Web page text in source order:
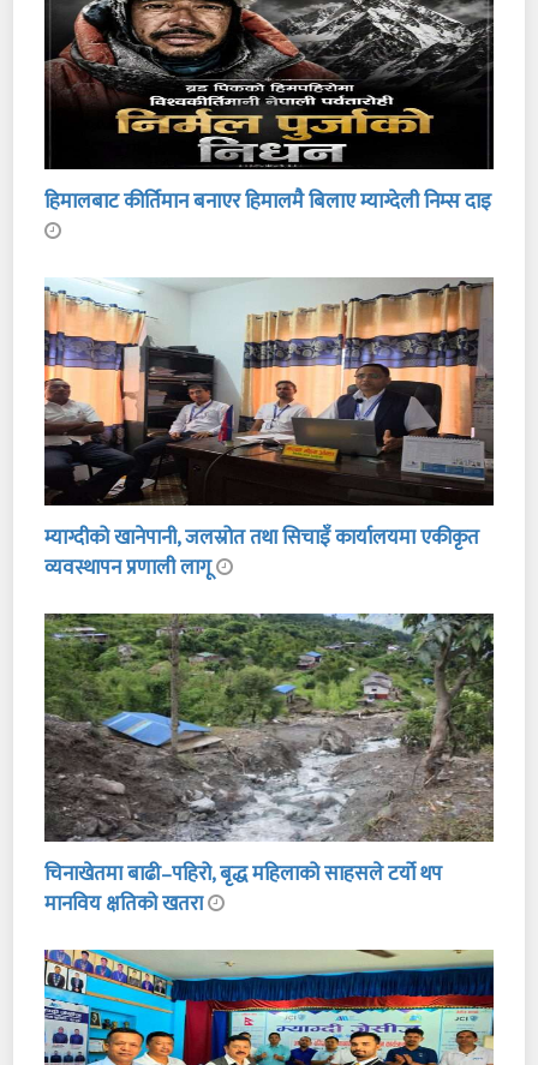
हिमालबाट कीर्तिमान बनाएर हिमालमै बिलाए म्याग्देली निम्स दाइ
म्याग्दीको खानेपानी, जलस्रोत तथा सिचाइँ कार्यालयमा एकीकृत
व्यवस्थापन प्रणाली लागू
चिनाखेतमा बाढी–पहिरो, बृद्ध महिलाको साहसले टर्यो थप
मानविय क्षतिको खतरा